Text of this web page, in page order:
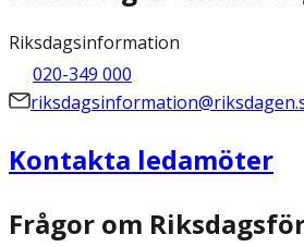
Riksdagsinformation
020-349 000
Kontakta ledamöter
Frågor om